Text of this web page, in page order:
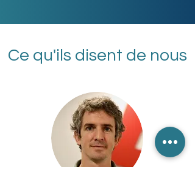
Ce qu'ils disent de nous